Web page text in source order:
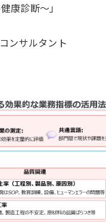
康診断～」
ンサルタント